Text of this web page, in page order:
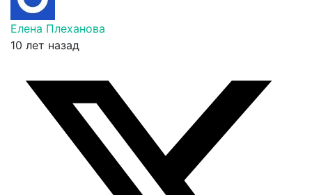
Елена Плеханова
10 лет назад